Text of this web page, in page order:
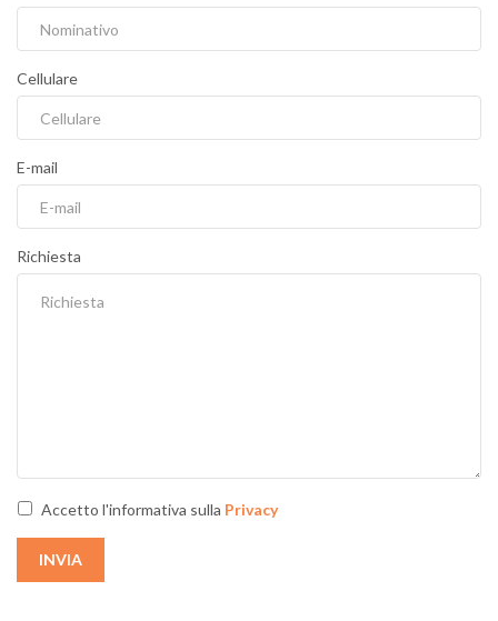
Cellulare
E-mail
Richiesta
Accetto l'informativa sulla Privacy
INVIA